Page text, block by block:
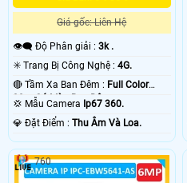
Giá gốc: Liên Hệ
👁️‍🗨 Độ Phân giải : 3k .
✳️ Trang Bị Công Nghệ : 4G.
🔴 Tầm Xa Ban Đêm : Full Color
30m Có Màu Ban Ðêm.
💢 Mẫu Camera Ip67 360.
️💎 Đặt Điểm : Thu Âm Và Loa.
760